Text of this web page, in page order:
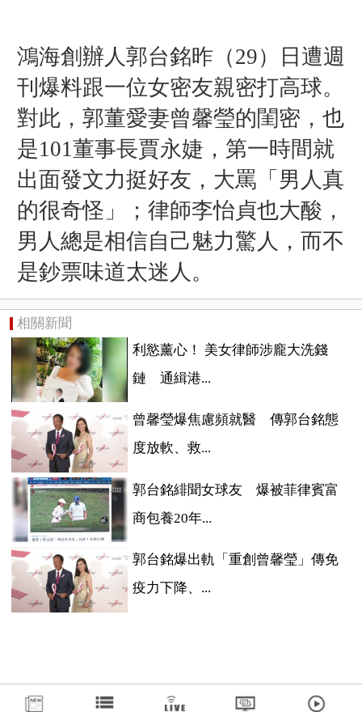
鴻海創辦人郭台銘昨（29）日遭週
刊爆料跟一位女密友親密打高球。
對此，郭董愛妻曾馨瑩的閨密，也
是101董事長賈永婕，第一時間就
出面發文力挺好友，大罵「男人真
的很奇怪」；律師李怡貞也大酸，
男人總是相信自己魅力驚人，而不
是鈔票味道太迷人。
相關新聞
利慾薰心！ 美女律師涉龐大洗錢
鏈 通緝港...
曾馨瑩爆焦慮頻就醫 傳郭台銘態
度放軟、救...
郭台銘緋聞女球友 爆被菲律賓富
商包養20年...
郭台銘爆出軌「重創曾馨瑩」傳免
疫力下降、...